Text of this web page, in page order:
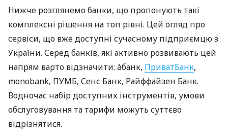
Нижче розглянемо банки, що пропонують такі
комплексні рішення на топ рівні. Цей огляд про
сервіси, що вже доступні сучасному підприємцю з
України. Серед банків, які активно розвивають цей
напрям варто відзначити: àбанк, ПриватБанк,
monobank, ПУМБ, Сенс Банк, Райффайзен Банк.
Водночас набір доступних інструментів, умови
обслуговування та тарифи можуть суттєво
відрізнятися.